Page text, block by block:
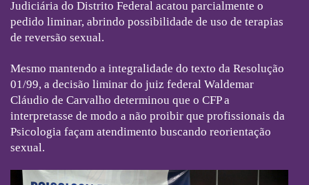
Judiciária do Distrito Federal acatou parcialmente o
pedido liminar, abrindo possibilidade de uso de terapias
de reversão sexual.
Mesmo mantendo a integralidade do texto da Resolução
01/99, a decisão liminar do juiz federal Waldemar
Cláudio de Carvalho determinou que o CFP a
interpretasse de modo a não proibir que profissionais da
Psicologia façam atendimento buscando reorientação
sexual.